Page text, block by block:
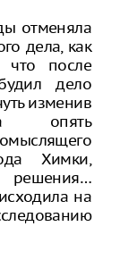
отменяла
дела, как
что после
дело
изменив
опять
Химки,
решения…
на